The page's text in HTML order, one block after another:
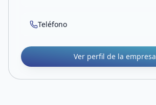
Teléfono
Ver perfil de la empresa